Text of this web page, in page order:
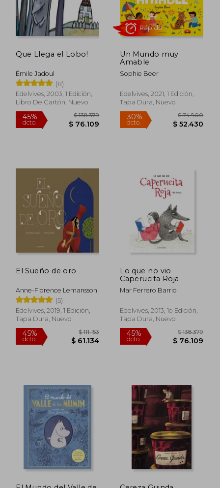
45%
dcto.
$ 132.151
$ 72.683
45%
dcto. $
Que Llega el Lobo!
Émile Jadoul
(8)
Edelvives, 2003, 1 Edición,
Libro De Cartón, Nuevo
45% $ 138.379
Un Mundo muy
Amable
Sophie Beer
Edelvives, 2021, 1 Edición,
Tapa Dura, Nuevo
30%
El Sueño de oro
Anne-Florence Lemansson
(5)
Edelvives, 2019, 1 Edición,
Tapa Dura, Nuevo
Lo que no vio
Caperucita Roja
Mar Ferrero Barrio
Edelvives, 2013, 1o Edición,
Tapa Dura, Nuevo